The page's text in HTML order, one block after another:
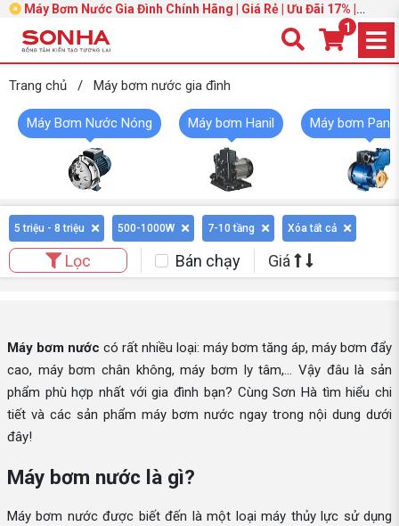
Máy Bơm Nước Gia Đình Chính Hãng | Giá Rẻ | Ưu Đãi 17% |
1
Trang chủ / Máy bơm nước gia đình
Máy Bơm Nước Nóng Máy bơm Hanil Máy bơm
5 triệu - 8 triệu 500-1000W 7-10 tầng Xóa tất cả
Lọc Bán chạy Giá
Máy bơm nước có rất nhiều loại: máy bơm tăng áp, máy bơm đẩy
cao, máy bơm chân không, máy bơm ly tâm,... Vậy đâu là sản
phẩm phù hợp nhất với gia đình bạn? Cùng Sơn Hà tìm hiểu chi
tiết và các sản phẩm máy bơm nước ngay trong nội dung dưới
đây!
Máy bơm nước là gì?
Máy bơm nước được biết đến là một loại máy thủy lực sử dụng